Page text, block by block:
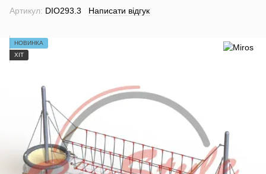
Артикул: DIO293.3 Написати відгук
НОВИНКА
ХІТ